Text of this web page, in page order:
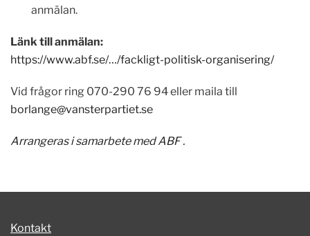
anmälan.
Länk till anmälan:
https://www.abf.se/…/fackligt-politisk-organisering/
Vid frågor ring 070-290 76 94 eller maila till
borlange@vansterpartiet.se
Arrangeras i samarbete med ABF .
Kontakt